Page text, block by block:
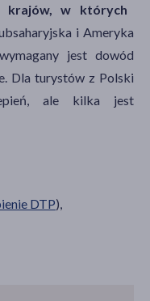
krajów, w których
i Ameryka
jest dowód
Dla turystów z Polski
ale kilka jest
DTP),